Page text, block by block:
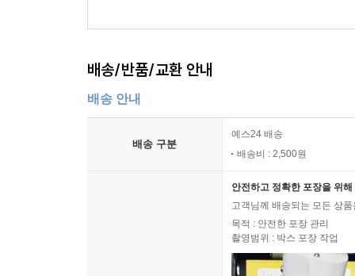
배송/반품/교환 안내
배송 안내
배송 구분
예스24 배송
배송비 : 2,500원
안전하고 정확한 포장을 위
고객님께 배송되는 모든 상
목적 : 안전한 포장 관리
촬영범위 : 박스 포장 작업